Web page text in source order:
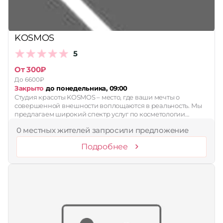
KOSMOS
5
От 300₽
До 6600₽
Закрыто до понедельника, 09:00
Студия красоты KOSMOS – место, где ваши мечты о
совершенной внешности воплощаются в реальность. Мы
предлагаем широкий спектр услуг по косметологии…
0 местных жителей запросили предложение
Подробнее